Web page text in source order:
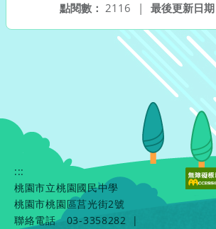
最後更新日期
點閱數： 2116 |
:::
桃園市立桃園國民中學
桃園市桃園區莒光街2號
聯絡電話
03-3358282
|